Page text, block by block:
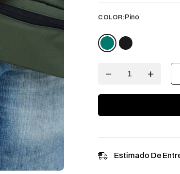
COLOR: Pino
Estimado De